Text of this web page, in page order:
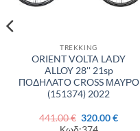
TREKKING
ORIENT VOLTA LADY
ALLOY 28'' 21sp
ΠΟΔΗΛΑΤΟ CROSS ΜΑΥΡΟ
(151374) 2022
441.00€ Original
price
320.00€Η